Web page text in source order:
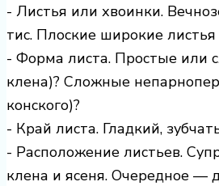
- Листья или хвоинки.
тис. Плоские широкие
- Форма листа. Простые или
клена)? Сложные
конского)?
- Край листа. Гладкий,
- Расположение листьев.
клена и ясеня. Очередное —